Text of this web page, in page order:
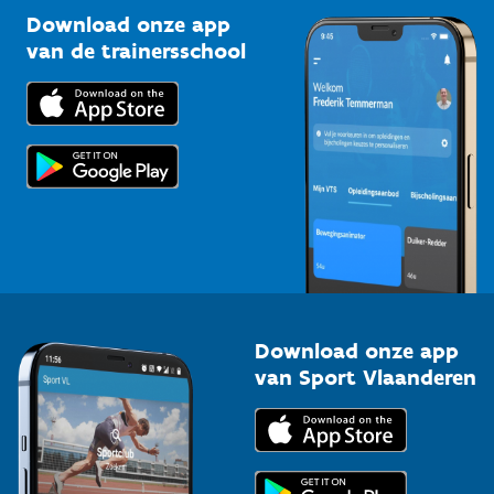
Bedrijven
Trainers en begeleiders
Topsporters
Kennisplatform
Downloads
Voor de pers
Download onze app
van de trainersschool
Download onze app
van Sport Vlaanderen